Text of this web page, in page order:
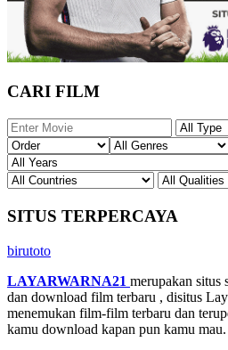
CARI FILM
SITUS TERPERCAYA
birutoto
LAYARWARNA21 merupakan situs
dan download film terbaru , disitus
menemukan film-film terbaru dan
kamu download kapan pun kamu mau.